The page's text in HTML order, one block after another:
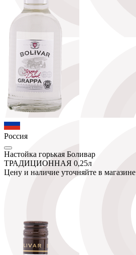
Россия
Настойка горькая Боливар
ТРАДИЦИОННАЯ 0,25л
Цену и наличие уточняйте в магазине